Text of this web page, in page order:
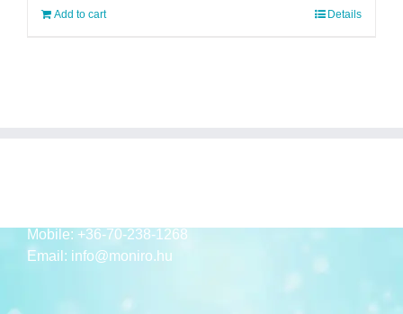
Add to cart Details
Mobile: +36-70-238-1268
Email: info@moniro.hu